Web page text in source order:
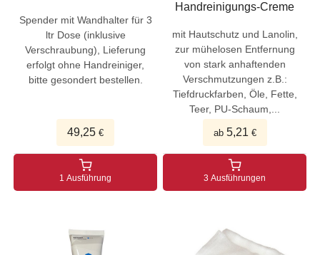
Spender mit Wandhalter für 3
ltr Dose (inklusive
Verschraubung), Lieferung
erfolgt ohne Handreiniger,
bitte gesondert bestellen.
49,25 €
1 Ausführung
Handreinigungs-Creme
mit Hautschutz und Lanolin,
zur mühelosen Entfernung
von stark anhaftenden
Verschmutzungen z.B.:
Tiefdruckfarben, Öle, Fette,
Teer, PU-Schaum,...
ab 5,21€
3 Ausführungen